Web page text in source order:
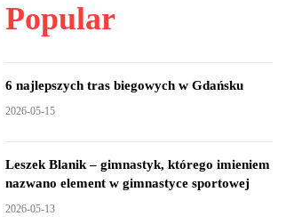
Popular
6 najlepszych tras biegowych w Gdańsku
2026-05-15
Leszek Blanik – gimnastyk, którego imieniem
nazwano element w gimnastyce sportowej
2026-05-13